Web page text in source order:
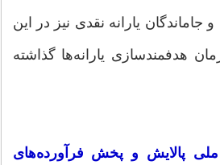
جاماندگان یارانه نقدی نیز در این
هدفمندسازی یارانه‌ها گذاشته
پالایش و پخش فرآورده‌های